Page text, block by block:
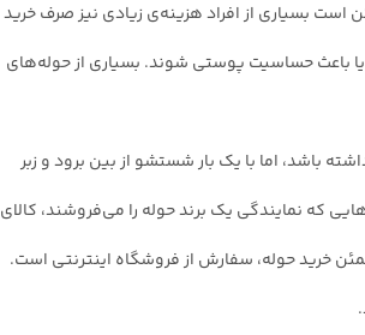
است بسیاری از افراد هزینه‌ی زیادی نیز صرف خرید
باعث حساسیت پوستی شوند. بسیاری از حوله‌های
باشد، اما با یک بار شستشو از بین برود و زبر
که نمایندگی یک برند حوله را می‌فروشند، کالای
خرید حوله، سفارش از فروشگاه اینترنتی است.